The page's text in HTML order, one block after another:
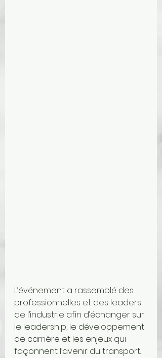
L’événement a rassemblé des
professionnelles et des leaders
de l’industrie afin d’échanger sur
le leadership, le développement
de carrière et les enjeux qui
façonnent l’avenir du transport.